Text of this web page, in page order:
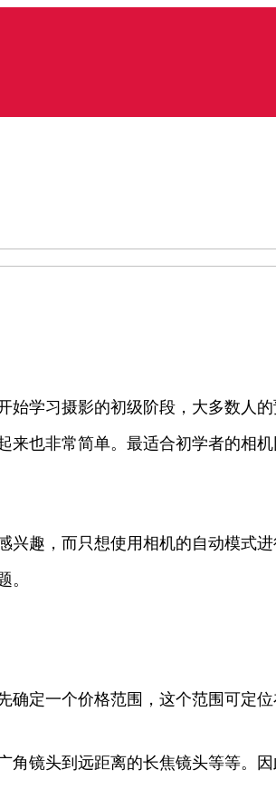
学习摄影的初级阶段，大多数人
也非常简单。最适合初学者的相机
趣，而只想使用相机的自动模式
。
定一个价格范围，这个范围可定位
镜头到远距离的长焦镜头等等。